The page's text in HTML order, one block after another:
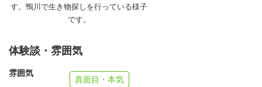
設定されたグループ探究に取り組んでいます。
つのテーマを2ヶ月かけてじっくり取り組み、最後にプロ
す。鴨川で生き物探しを行っている様子
です。
体験談・雰囲気
雰囲気
真面目・本気